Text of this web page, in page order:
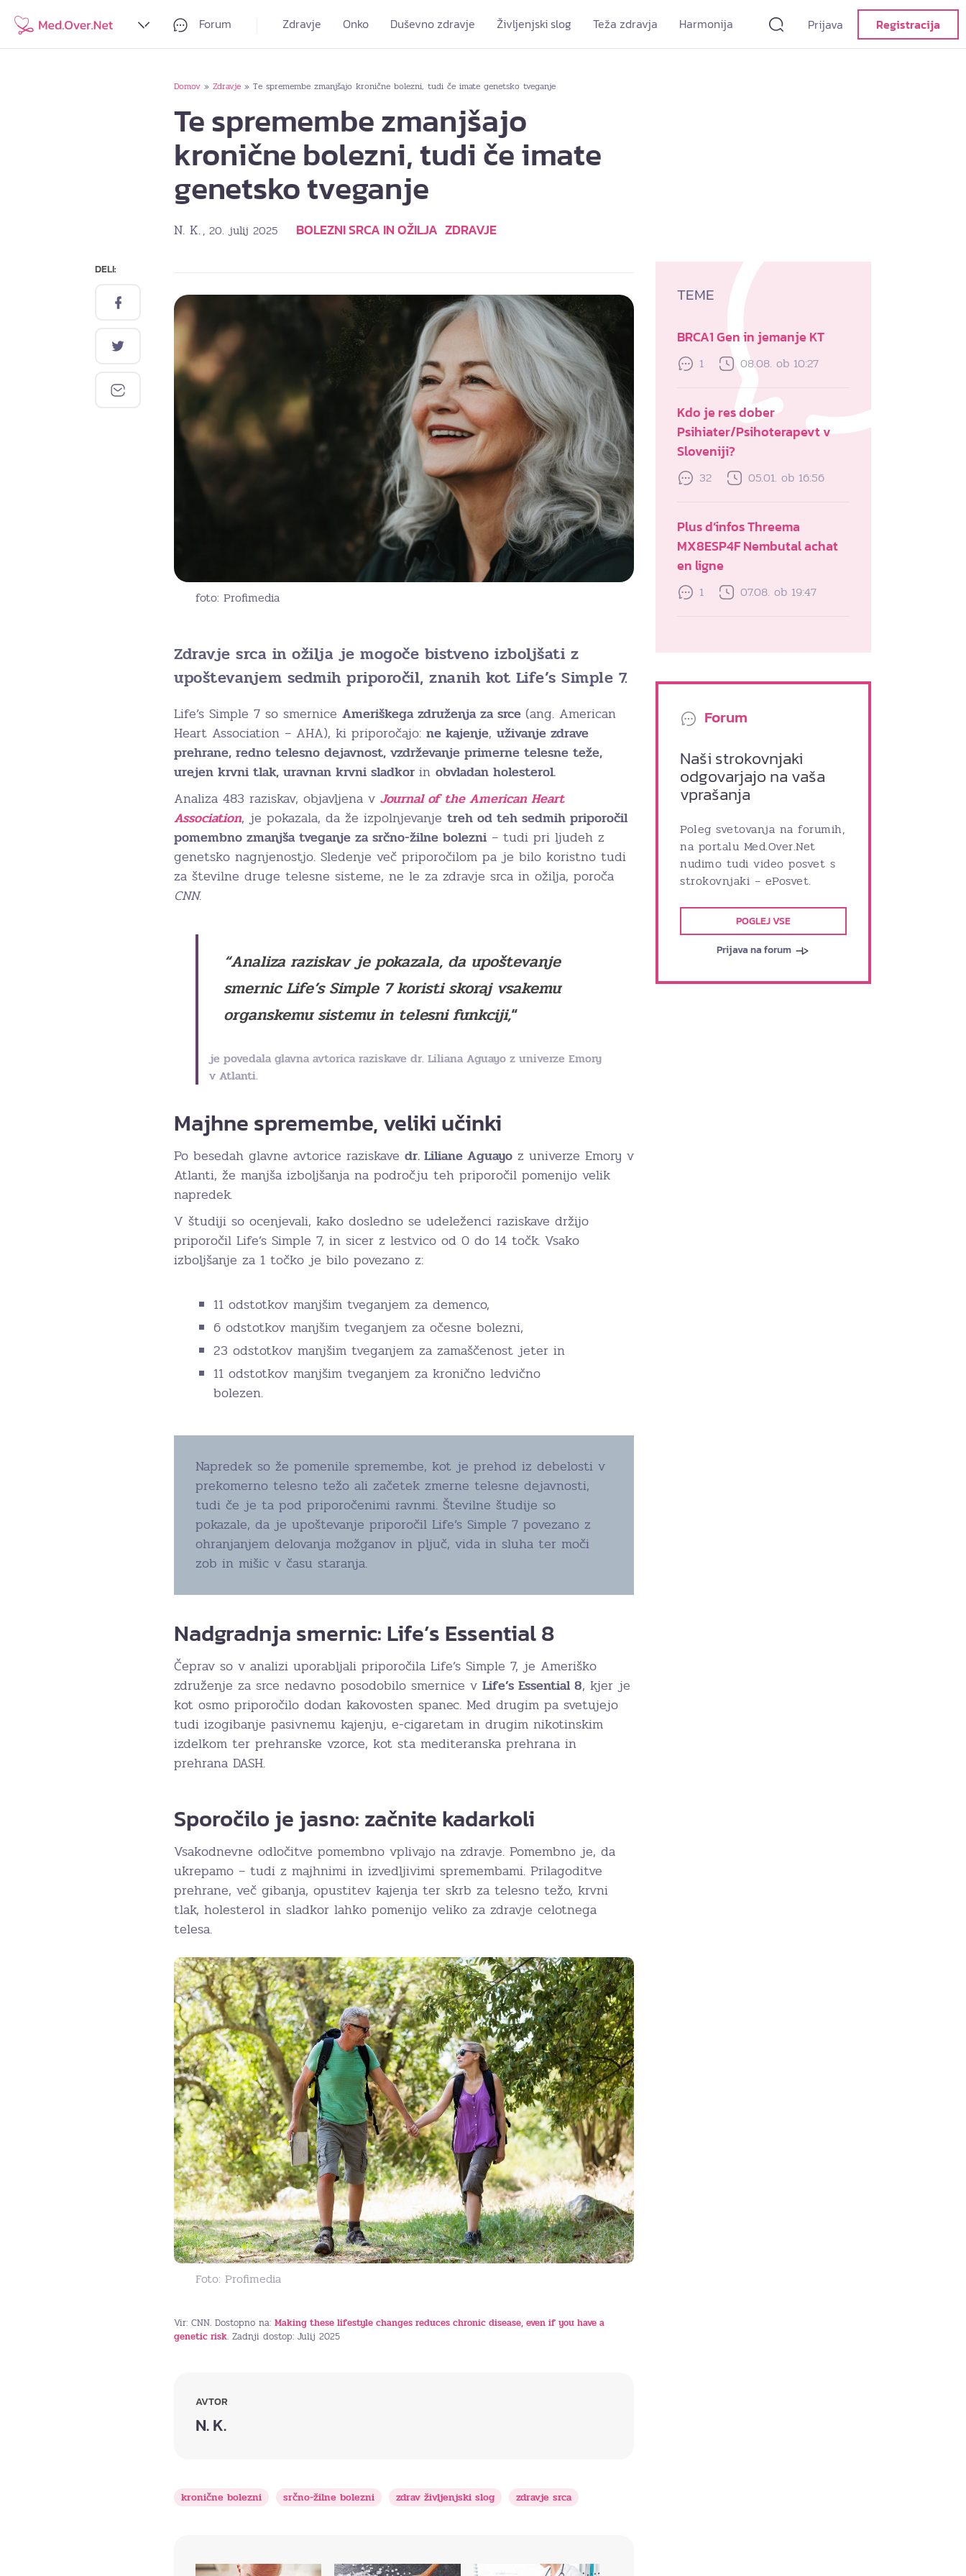
Forum Zdravje Onko Duševno zdravje Življenjski slog Teža zdravja Harmonija Prijava Registracija
Domov » Zdravje » Te spremembe zmanjšajo kronične bolezni, tudi če imate genetsko tveganje
Te spremembe zmanjšajo
kronične bolezni, tudi če imate
genetsko tveganje
N. K., 20. julij 2025 BOLEZNI SRCA IN OŽILJA ZDRAVJE
DELI:
foto: Profimedia
Zdravje srca in ožilja je mogoče bistveno izboljšati z
upoštevanjem sedmih priporočil, znanih kot Life’s Simple 7.
Life’s Simple 7 so smernice Ameriškega združenja za srce (ang. American
Heart Association – AHA), ki priporočajo: ne kajenje, uživanje zdrave
prehrane, redno telesno dejavnost, vzdrževanje primerne telesne teže,
urejen krvni tlak, uravnan krvni sladkor in obvladan holesterol.
Analiza 483 raziskav, objavljena v Journal of the American Heart
Association, je pokazala, da že izpolnjevanje treh od teh sedmih priporočil
pomembno zmanjša tveganje za srčno-žilne bolezni – tudi pri ljudeh z
genetsko nagnjenostjo. Sledenje več priporočilom pa je bilo koristno tudi
za številne druge telesne sisteme, ne le za zdravje srca in ožilja, poroča
CNN.
“Analiza raziskav je pokazala, da upoštevanje
smernic Life’s Simple 7 koristi skoraj vsakemu
organskemu sistemu in telesni funkciji,“
je povedala glavna avtorica raziskave dr. Liliana Aguayo z univerze Emory
v Atlanti.
Majhne spremembe, veliki učinki
Po besedah glavne avtorice raziskave dr. Liliane Aguayo z univerze Emory v
Atlanti, že manjša izboljšanja na področju teh priporočil pomenijo velik
napredek.
V študiji so ocenjevali, kako dosledno se udeleženci raziskave držijo
priporočil Life’s Simple 7, in sicer z lestvico od 0 do 14 točk. Vsako
izboljšanje za 1 točko je bilo povezano z:
11 odstotkov manjšim tveganjem za demenco,
6 odstotkov manjšim tveganjem za očesne bolezni,
23 odstotkov manjšim tveganjem za zamaščenost jeter in
11 odstotkov manjšim tveganjem za kronično ledvično
bolezen.
Napredek so že pomenile spremembe, kot je prehod iz debelosti v
prekomerno telesno težo ali začetek zmerne telesne dejavnosti,
tudi če je ta pod priporočenimi ravnmi. Številne študije so
pokazale, da je upoštevanje priporočil Life’s Simple 7 povezano z
ohranjanjem delovanja možganov in pljuč, vida in sluha ter moči
zob in mišic v času staranja.
Nadgradnja smernic: Life’s Essential 8
Čeprav so v analizi uporabljali priporočila Life’s Simple 7, je Ameriško
združenje za srce nedavno posodobilo smernice v Life’s Essential 8, kjer je
kot osmo priporočilo dodan kakovosten spanec. Med drugim pa svetujejo
tudi izogibanje pasivnemu kajenju, e-cigaretam in drugim nikotinskim
izdelkom ter prehranske vzorce, kot sta mediteranska prehrana in
prehrana DASH.
Sporočilo je jasno: začnite kadarkoli
Vsakodnevne odločitve pomembno vplivajo na zdravje. Pomembno je, da
ukrepamo – tudi z majhnimi in izvedljivimi spremembami. Prilagoditve
prehrane, več gibanja, opustitev kajenja ter skrb za telesno težo, krvni
tlak, holesterol in sladkor lahko pomenijo veliko za zdravje celotnega
telesa.
Foto: Profimedia
Vir: CNN. Dostopno na: Making these lifestyle changes reduces chronic disease, even if you have a
genetic risk. Zadnji dostop: Julij 2025
AVTOR
N. K.
kronične bolezni srčno-žilne bolezni zdrav življenjski slog zdravje srca
TEME
BRCA1 Gen in jemanje KT
1 08.08. ob 10:27
Kdo je res dober
Psihiater/Psihoterapevt v
Sloveniji?
32 05.01. ob 16:56
Plus d’infos Threema
MX8ESP4F Nembutal achat
en ligne
1 07.08. ob 19:47
Forum
Naši strokovnjaki
odgovarjajo na vaša
vprašanja
Poleg svetovanja na forumih,
na portalu Med.Over.Net
nudimo tudi video posvet s
strokovnjaki – ePosvet.
POGLEJ VSE
Prijava na forum